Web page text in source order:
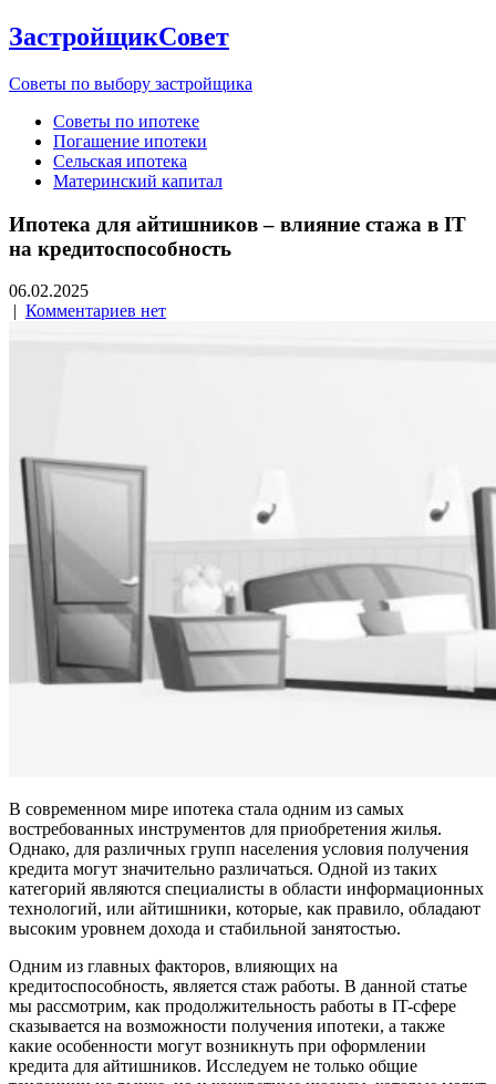
ЗастройщикСовет
Советы по выбору застройщика
Советы по ипотеке
Погашение ипотеки
Сельская ипотека
Материнский капитал
Ипотека для айтишников – влияние стажа в IT
на кредитоспособность
06.02.2025
| Комментариев нет
В современном мире ипотека стала одним из самых
востребованных инструментов для приобретения жилья.
Однако, для различных групп населения условия получения
кредита могут значительно различаться. Одной из таких
категорий являются специалисты в области информационных
технологий, или айтишники, которые, как правило, обладают
высоким уровнем дохода и стабильной занятостью.
Одним из главных факторов, влияющих на
кредитоспособность, является стаж работы. В данной статье
мы рассмотрим, как продолжительность работы в IT-сфере
сказывается на возможности получения ипотеки, а также
какие особенности могут возникнуть при оформлении
кредита для айтишников. Исследуем не только общие